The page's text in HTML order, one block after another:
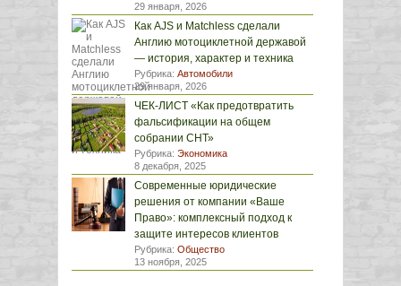
29 января, 2026
Как AJS и Matchless сделали
Англию мотоциклетной державой
— история, характер и техника
Рубрика: Автомобили
29 января, 2026
ЧЕК-ЛИСТ «Как предотвратить
фальсификации на общем
собрании СНТ»
Рубрика: Экономика
8 декабря, 2025
Современные юридические
решения от компании «Ваше
Право»: комплексный подход к
защите интересов клиентов
Рубрика: Общество
13 ноября, 2025